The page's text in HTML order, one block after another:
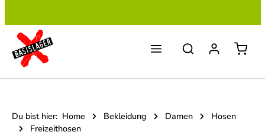
Du bist hier: Home Bekleidung Damen
Hosen
Freizeithosen